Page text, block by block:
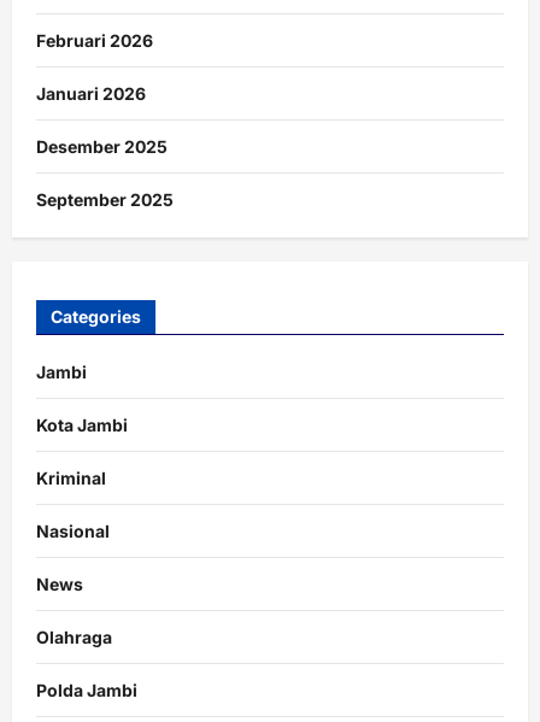
Februari 2026
Januari 2026
Desember 2025
September 2025
Categories
Jambi
Kota Jambi
Kriminal
Nasional
News
Olahraga
Polda Jambi